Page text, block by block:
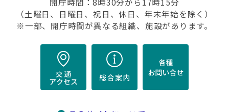
開庁時間：8時30分から17時15分
（土曜日、日曜日、祝日、休日、年末年始を除く）
※一部、開庁時間が異なる組織、施設があります。